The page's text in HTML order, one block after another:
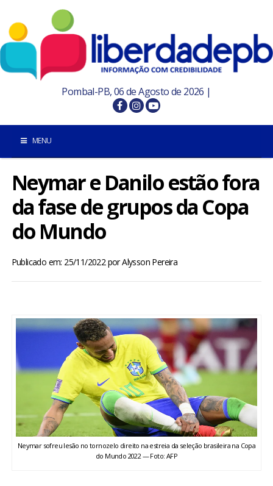
Pombal-PB, 06 de Agosto de 2026 |
MENU
INÍCIO
POMBAL E REGIÃO
BRASIL
ENTRETENIMENTO
ENQUETE
TV LPB
Neymar e Danilo estão fora
da fase de grupos da Copa
do Mundo
Publicado em: 25/11/2022porAlysson Pereira
Neymar sofreu lesão no tornozelo direito na estreia da seleção brasileira na Copa
do Mundo 2022 — Foto: AFP